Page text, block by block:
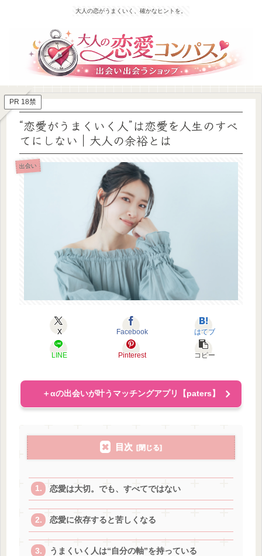
大人の恋がうまくいく、確かなヒントを。
PR 18禁
“恋愛がうまくいく人”は恋愛を人生のすべ
てにしない｜大人の余裕とは
出会い
X Facebook はてブ
LINE Pinterest コピー
＋αの出会いが叶うマッチングアプリ【paters】
目次
恋愛は大切。でも、すべてではない
恋愛に依存すると苦しくなる
うまくいく人は“自分の軸”を持っている